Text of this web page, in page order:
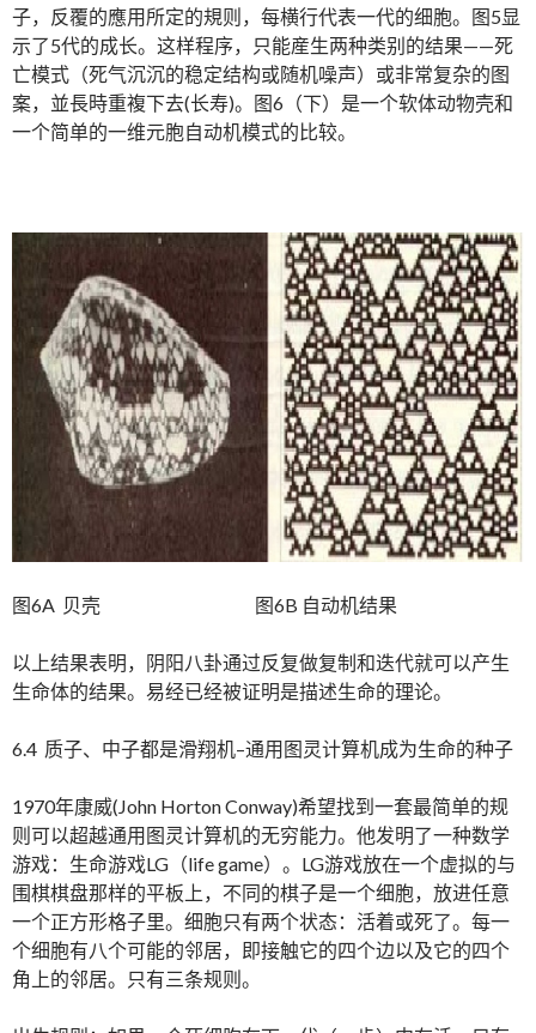
子，反覆的應用所定的規则，每横行代表一代的细胞。图5显
示了5代的成长。这样程序，只能産生两种类别的结果——死
亡模式（死气沉沉的稳定结构或随机噪声）或非常复杂的图
案，並長時重複下去(长寿)。图6（下）是一个软体动物壳和
一个简单的一维元胞自动机模式的比较。
图6A 贝壳 图6B 自动机结果
以上结果表明，阴阳八卦通过反复做复制和迭代就可以产生
生命体的结果。易经已经被证明是描述生命的理论。
6.4 质子、中子都是滑翔机–通用图灵计算机成为生命的种子
1970年康威(John Horton Conway)希望找到一套最简单的规
则可以超越通用图灵计算机的无穷能力。他发明了一种数学
游戏：生命游戏LG（life game）。LG游戏放在一个虚拟的与
围棋棋盘那样的平板上，不同的棋子是一个细胞，放进任意
一个正方形格子里。细胞只有两个状态：活着或死了。每一
个细胞有八个可能的邻居，即接触它的四个边以及它的四个
角上的邻居。只有三条规则。